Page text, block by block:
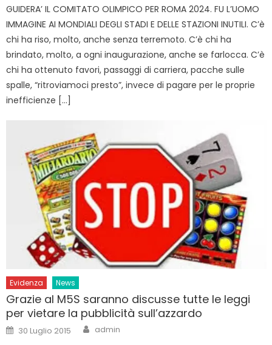
GUIDERA’ IL COMITATO OLIMPICO PER ROMA 2024. FU L’UOMO
IMMAGINE AI MONDIALI DEGLI STADI E DELLE STAZIONI INUTILI. C’è
chi ha riso, molto, anche senza terremoto. C’è chi ha
brindato, molto, a ogni inaugurazione, anche se farlocca. C’è
chi ha ottenuto favori, passaggi di carriera, pacche sulle
spalle, “ritroviamoci presto”, invece di pagare per le proprie
inefficienze […]
Evidenza News
Grazie al M5S saranno discusse tutte le leggi
per vietare la pubblicità sull’azzardo
Posted
on
30 Luglio 2015 Author
admin